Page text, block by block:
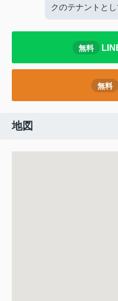
クのテナントと
無料
無料
地図